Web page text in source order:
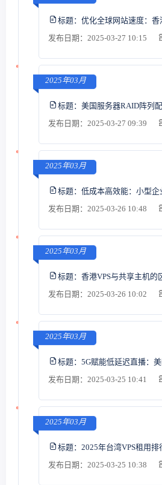
标题： 优化全球网站速度：
发布日期：2025-03-27 10:15
2025年03月
标题： 美国服务器RAID阵列
发布日期：2025-03-27 09:39
2025年03月
标题： 低成本高效能：小型
发布日期：2025-03-26 10:48
2025年03月
标题： 香港VPS与共享主机的
发布日期：2025-03-26 10:02
2025年03月
标题： 5G赋能低延迟直播：
发布日期：2025-03-25 10:41
2025年03月
标题： 2025年台湾VPS租用
发布日期：2025-03-25 10:38